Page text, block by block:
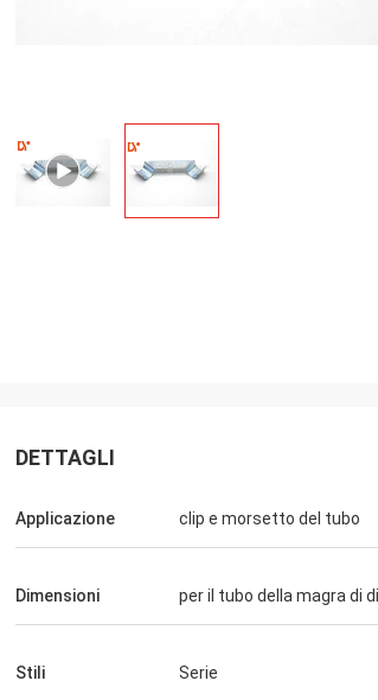
Sì, acquistiamo sempre il carretto del
DETTAGLI
Applicazione clip e morsetto del tubo
Dimensioni per il tubo della magra di
Stili Serie